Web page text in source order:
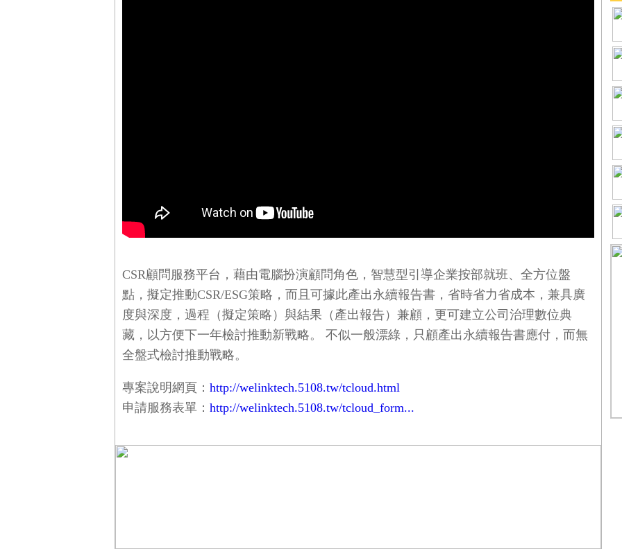
CSR顧問服務平台，藉由電腦扮演顧問角色，智慧型引導企業按部就班、全方位盤
點，擬定推動CSR/ESG策略，而且可據此產出永續報告書，省時省力省成本，兼具廣
度與深度，過程（擬定策略）與結果（產出報告）兼顧，更可建立公司治理數位典
藏，以方便下一年檢討推動新戰略。 不似一般漂綠，只顧產出永續報告書應付，而無
全盤式檢討推動戰略。
專案說明網頁： http://welinktech.5108.tw/tcloud.html
申請服務表單： http://welinktech.5108.tw/tcloud_form...